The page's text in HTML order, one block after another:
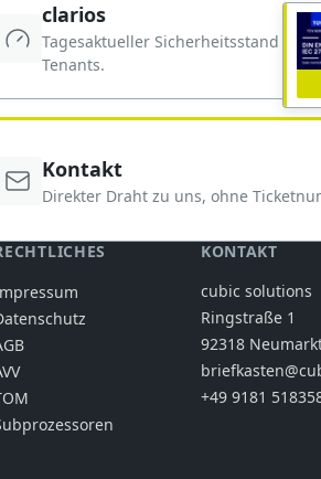
clarios
Tagesaktueller Sicherheitsstand
Tenants.
Kontakt
Direkter Draht zu uns, ohne
KONTAKT
cubic solutions
Ringstraße 1
92318
+49 9181